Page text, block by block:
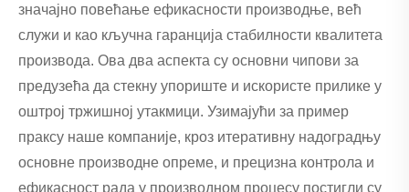
значајно повећање ефикасности производње, већ
служи и као кључна гаранција стабилности квалитета
производа. Ова два аспекта су основни чипови за
предузећа да стекну упориште и искористе прилике у
оштрој тржишној утакмици. Узимајући за пример
праксу наше компаније, кроз итеративну надоградњу
основне производне опреме, и прецизна контрола и
ефикасност рада у производном процесу постигли су